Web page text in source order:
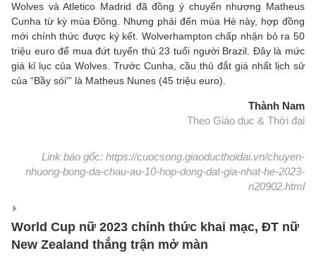
Wolves và Atletico Madrid đã đồng ý chuyển nhượng Matheus
Cunha từ kỳ mùa Đông. Nhưng phải đến mùa Hè này, hợp đồng
mới chính thức được ký kết. Wolverhampton chấp nhận bỏ ra 50
triệu euro để mua đứt tuyển thủ 23 tuổi người Brazil. Đây là mức
giá kỉ lục của Wolves. Trước Cunha, cầu thủ đắt giá nhất lịch sử
của “Bầy sói'” là Matheus Nunes (45 triệu euro).
Thành Nam
Theo Giáo dục & Thời đại
Link báo gốc: https://cuocsong.giaoducthoidai.vn/chuyen-
nhuong-bong-da-chau-au-10-hop-dong-dat-gia-nhat-he-2023-
n20902.html
World Cup nữ 2023 chính thức khai mạc, ĐT nữ
New Zealand thắng trận mở màn